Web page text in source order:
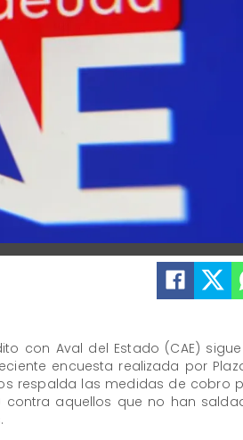
con Aval del Estado (CAE)
encuesta realizada por
respalda las medidas de cobro
contra aquellos que no han